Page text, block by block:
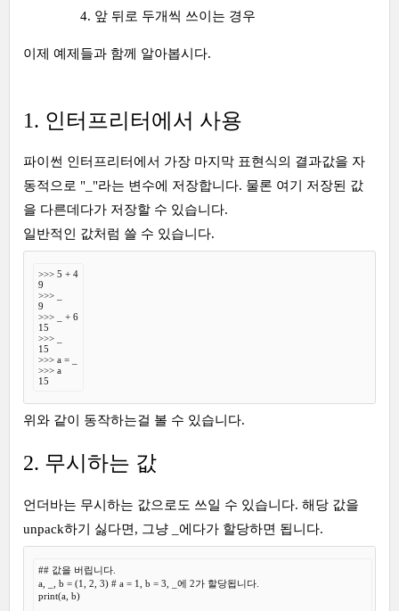
앞 뒤로 두개씩 쓰이는 경우
이제 예제들과 함께 알아봅시다.
1. 인터프리터에서 사용
파이썬 인터프리터에서 가장 마지막 표현식의 결과값을 자
동적으로 "_"라는 변수에 저장합니다. 물론 여기 저장된 값
을 다른데다가 저장할 수 있습니다.
일반적인 값처럼 쓸 수 있습니다.
>>> 5 + 4
9
>>> _
9
>>> _ + 6
15
>>> _
15
>>> a = _
>>> a
15
위와 같이 동작하는걸 볼 수 있습니다.
2. 무시하는 값
언더바는 무시하는 값으로도 쓰일 수 있습니다. 해당 값을
unpack하기 싫다면, 그냥 _에다가 할당하면 됩니다.
## 값을 버립니다.
a, _, b = (1, 2, 3) # a = 1, b = 3, _에 2가 할당됩니다.
print(a, b)